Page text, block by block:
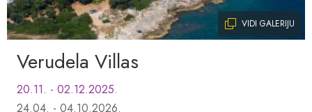
VIDI GALERIJU
Verudela Villas
20.11. - 02.12.2025.
24.04. - 04.10.2026.